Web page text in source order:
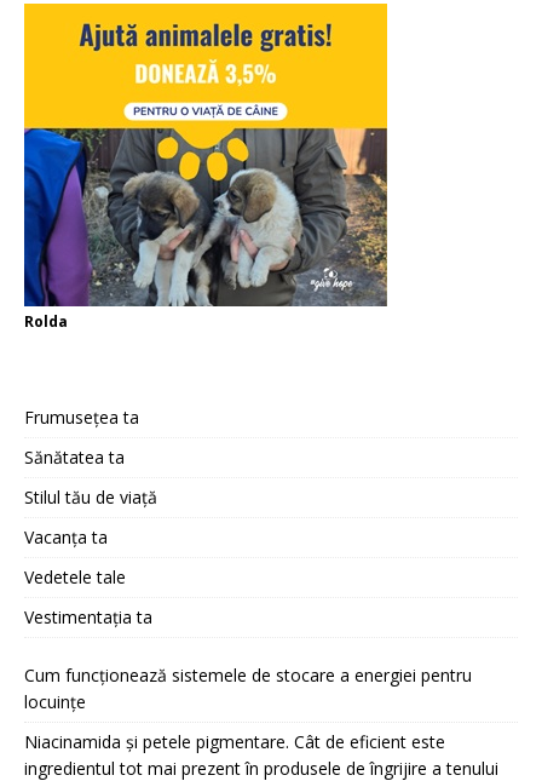
Rolda
Frumusețea ta
Sănătatea ta
Stilul tău de viață
Vacanța ta
Vedetele tale
Vestimentația ta
Cum funcționează sistemele de stocare a energiei pentru
locuințe
Niacinamida și petele pigmentare. Cât de eficient este
ingredientul tot mai prezent în produsele de îngrijire a tenului